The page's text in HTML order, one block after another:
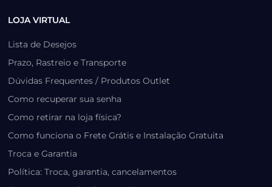
LOJA VIRTUAL
Lista de Desejos
Prazo, Rastreio e Transporte
Dúvidas Frequentes / Produtos Outlet
Como recuperar sua senha
Como retirar na loja física?
Como funciona o Frete Grátis e Instalação Gratuita
Troca e Garantia
Política: Troca, garantia, cancelamentos